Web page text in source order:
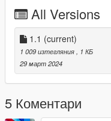
All Versions
1.1 (current)
1 009 изтегляния, 1 КБ
29 март 2024
5 Коментари